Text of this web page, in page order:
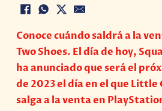
Conoce cuándo saldrá a la
Two Shoes. El día de hoy,
ha anunciado que será el
de 2023 el día en el que Little
salga a la venta en